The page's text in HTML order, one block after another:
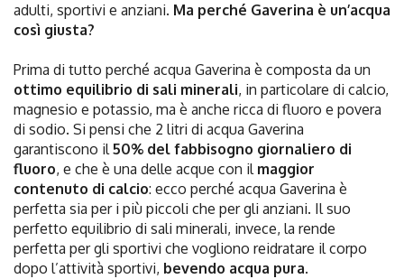
adulti, sportivi e anziani. Ma perché Gaverina è un’acqua
così giusta?
Prima di tutto perché acqua Gaverina è composta da un
ottimo equilibrio di sali minerali, in particolare di calcio,
magnesio e potassio, ma è anche ricca di fluoro e povera
di sodio. Si pensi che 2 litri di acqua Gaverina
garantiscono il50% del fabbisogno giornaliero di
fluoro, e che è una delle acque con il maggior
contenuto di calcio: ecco perché acqua Gaverina è
perfetta sia per i più piccoli che per gli anziani. Il suo
perfetto equilibrio di sali minerali, invece, la rende
perfetta per gli sportivi che vogliono reidratare il corpo
dopo l’attività sportivi, bevendo acqua pura.